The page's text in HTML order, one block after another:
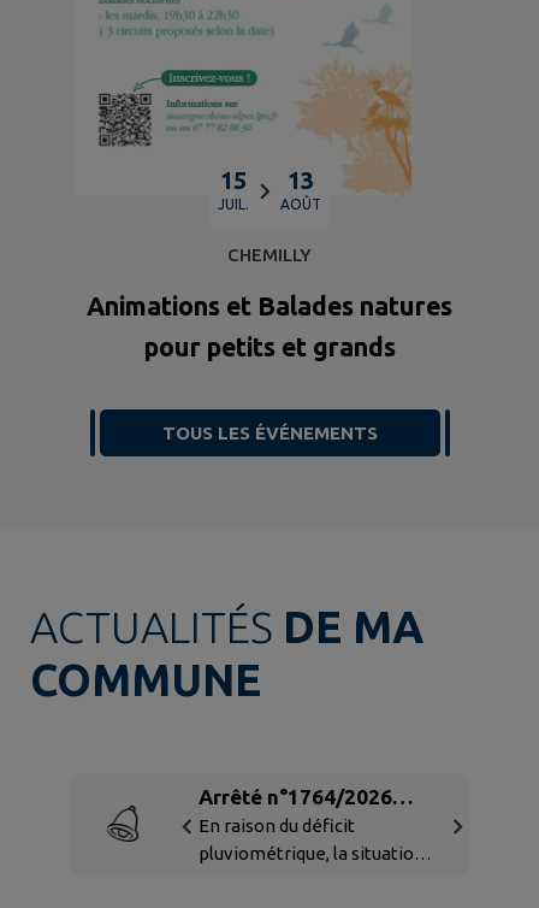
15
JUIL.
13
AOÛT
CHEMILLY
Animations et Balades natures
pour petits et grands
TOUS LES ÉVÉNEMENTS
ACTUALITÉS DE MA
COMMUNE
Arrêté n°1764/2026
limitation provisoire de
certains usage de l'eau
En raison du déficit
pluviométrique, la situation